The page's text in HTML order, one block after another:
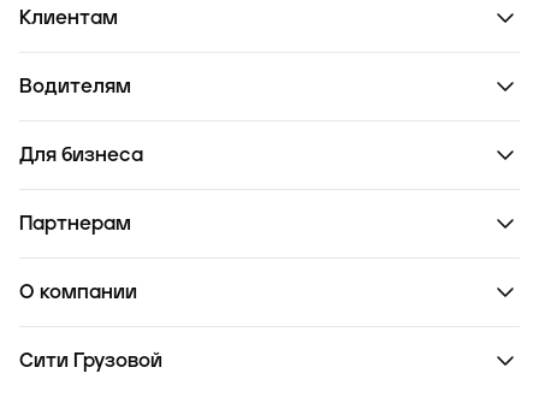
Клиентам
Водителям
Для бизнеса
Партнерам
О компании
Сити Грузовой